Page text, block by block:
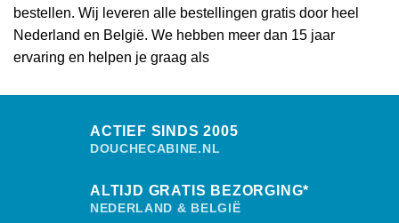
bestellen. Wij leveren alle bestellingen gratis door heel
Nederland en België. We hebben meer dan 15 jaar
ervaring en helpen je graag als
ACTIEF SINDS 2005
DOUCHECABINE.NL
ALTIJD GRATIS BEZORGING*
NEDERLAND & BELGIË